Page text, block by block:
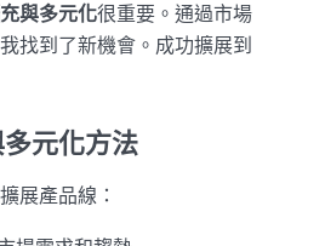
與多元化很重要。通過市場
找到了新機會。成功擴展到
元化方法
展產品線：